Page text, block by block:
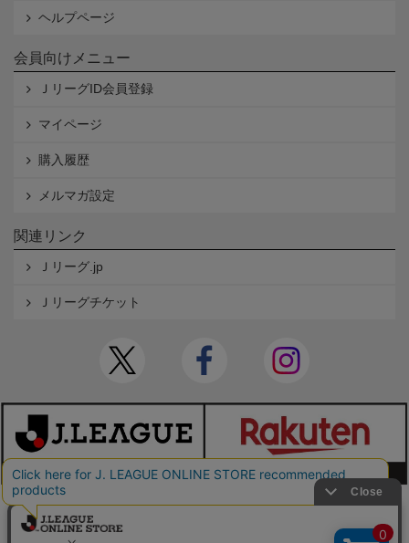
ヘルプページ
会員向けメニュー
ＪリーグID会員登録
マイページ
購入履歴
メルマガ設定
関連リンク
Ｊリーグ.jp
Ｊリーグチケット
本サイトで使用している文章・画像等の無断での複製・転載を禁止します。
© JAPAN PROFESSIONAL FOOTBALL LEAGUE Rakuten Group, Inc. ALL RIGHTS RE